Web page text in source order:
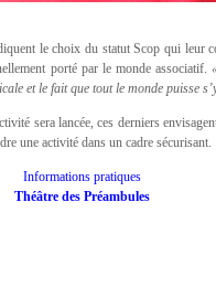
le choix du statut Scop qui leur
porté par le monde associatif.
et le fait que tout le monde puisse
sera lancée, ces derniers
une activité dans un cadre sécurisant.
Informations pratiques
Théâtre des Préambules